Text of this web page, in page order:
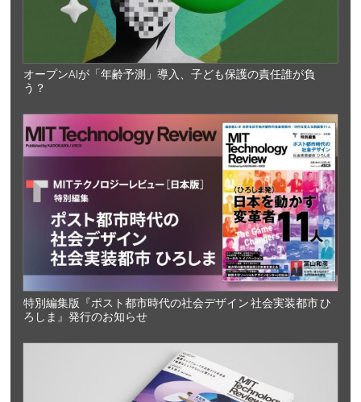
オープンAIが「年齢予測」導入、子ども保護の責任誰が負
う？
特別編集版『ポスト都市時代の社会デザイン 社会実装都市 ひ
ろしま』発行のお知らせ